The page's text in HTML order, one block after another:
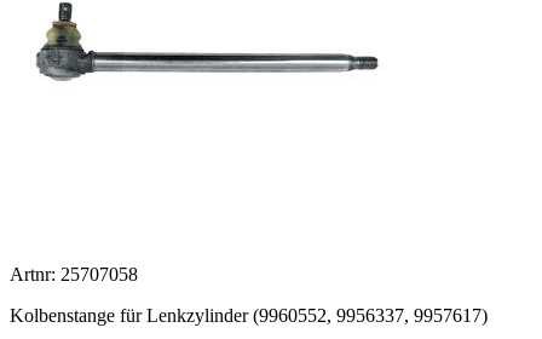
Artnr: 25707058
Kolbenstange für Lenkzylinder (9960552, 9956337, 9957617)